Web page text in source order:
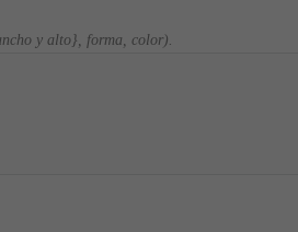
y alto}, forma, color).